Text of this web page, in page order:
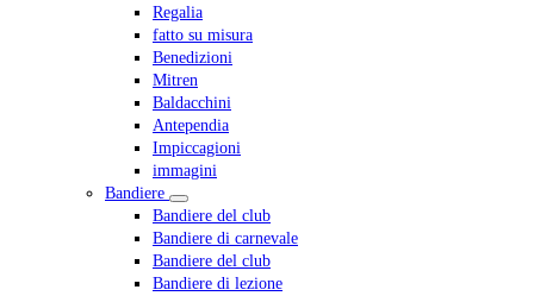
Regalia
fatto su misura
Benedizioni
Mitren
Baldacchini
Antependia
Impiccagioni
immagini
Bandiere
Bandiere del club
Bandiere di carnevale
Bandiere del club
Bandiere di lezione